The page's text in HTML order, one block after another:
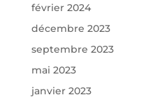
février 2024
décembre 2023
septembre 2023
mai 2023
janvier 2023